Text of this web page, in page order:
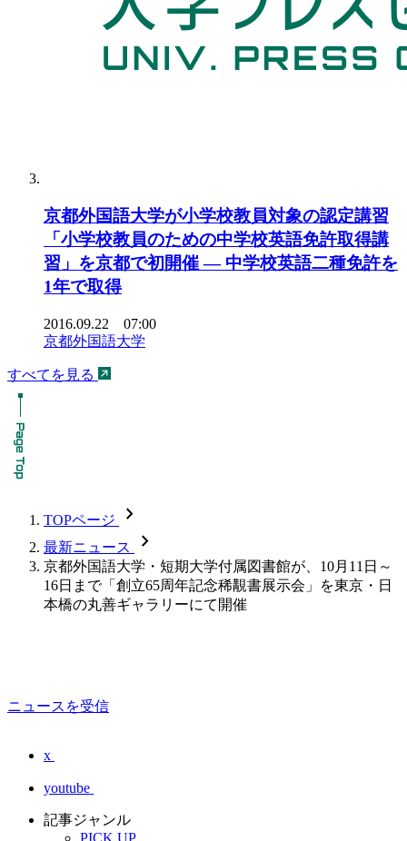
京都外国語大学が小学校教員対象の認定講習
「小学校教員のための中学校英語免許取得講
習」を京都で初開催 — 中学校英語二種免許を
1年で取得
2016.09.22 07:00
京都外国語大学
すべてを見る
TOPページ chevron_forward
最新ニュース chevron_forward
京都外国語大学・短期大学付属図書館が、10月11日～
16日まで「創立65周年記念稀覯書展示会」を東京・日
本橋の丸善ギャラリーにて開催
ニュースを受信
x
youtube
記事ジャンル